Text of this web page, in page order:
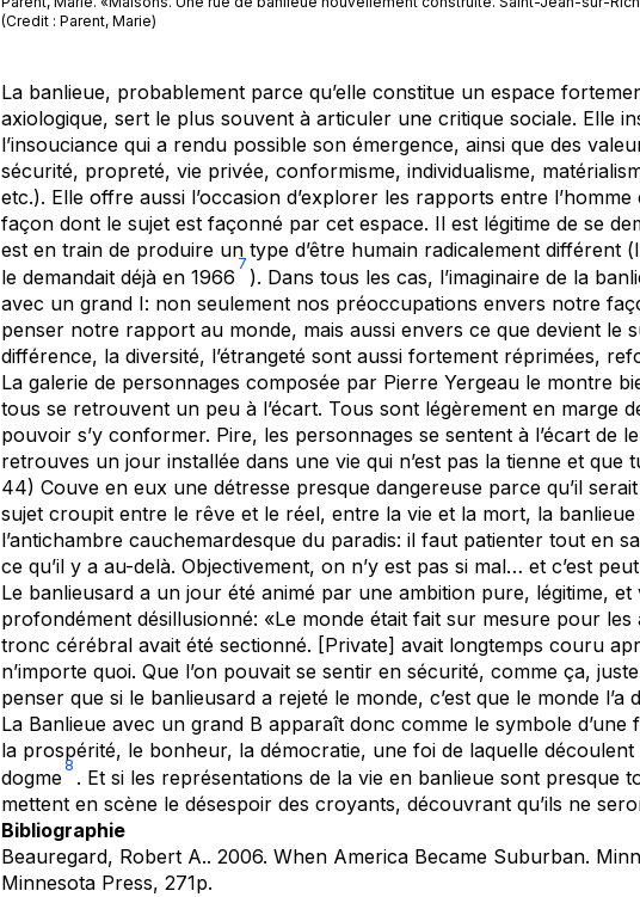
(Credit : Parent, Marie)
La banlieue, probablement parce qu’elle constitue un espace
axiologique, sert le plus souvent à articuler une critique sociale. Elle
l’insouciance qui a rendu possible son émergence, ainsi que des
sécurité, propreté, vie privée, conformisme, individualisme,
etc.). Elle offre aussi l’occasion d’explorer les rapports entre l’homme
façon dont le sujet est façonné par cet espace. Il est légitime de se
est en train de produire un type d’être humain radicalement différent
le demandait déjà en 1966
7
). Dans tous les cas, l’imaginaire de la
avec un grand I: non seulement nos préoccupations envers notre
penser notre rapport au monde, mais aussi envers ce que devient le
différence, la diversité, l’étrangeté sont aussi fortement réprimées,
La galerie de personnages composée par Pierre Yergeau le montre
tous se retrouvent un peu à l’écart. Tous sont légèrement en marge
pouvoir s’y conformer. Pire, les personnages se sentent à l’écart de
retrouves un jour installée dans une vie qui n’est pas la tienne et que
44) Couve en eux une détresse presque dangereuse parce qu’il
sujet croupit entre le rêve et le réel, entre la vie et la mort, la
l’antichambre cauchemardesque du paradis: il faut patienter tout en
ce qu’il y a au-delà. Objectivement, on n’y est pas si mal… et c’est
Le banlieusard a un jour été animé par une ambition pure, légitime,
profondément désillusionné: «Le monde était fait sur mesure pour
tronc cérébral avait été sectionné. [Private] avait longtemps couru
n’importe quoi. Que l’on pouvait se sentir en sécurité, comme ça,
penser que si le banlieusard a rejeté le monde, c’est que le monde l’a
La Banlieue avec un grand B apparaît donc comme le symbole
la prospérité, le bonheur, la démocratie, une foi de laquelle
dogme
8
. Et si les représentations de la vie en banlieue sont presque
mettent en scène le désespoir des croyants, découvrant qu’ils ne
Bibliographie
Beauregard, Robert A.. 2006. When America Became Suburban.
Minnesota Press, 271p.